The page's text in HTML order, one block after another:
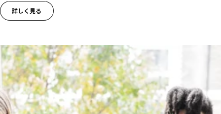
詳しく見る